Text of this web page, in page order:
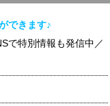
できます♪
で特別情報も発信中／